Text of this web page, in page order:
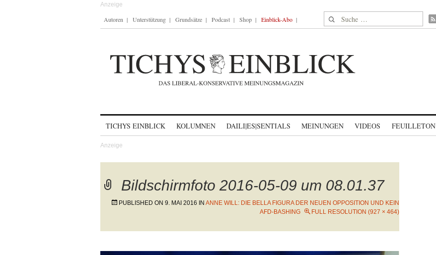
Autoren Unterstützung Grundsätze Podcast Shop Einblick-Abo Suche nach:
TICHYS EINBLICK KOLUMNEN DAILI|ES|SENTIALS MEINUNGEN VIDEOS FEUILLETON
Bildschirmfoto 2016-05-09 um 08.01.37
PUBLISHED ON 9. MAI 2016 IN ANNE WILL: DIE BELLA FIGURA DER NEUEN OPPOSITION UND KEIN
AFD-BASHING
FULL RESOLUTION (927 × 464)